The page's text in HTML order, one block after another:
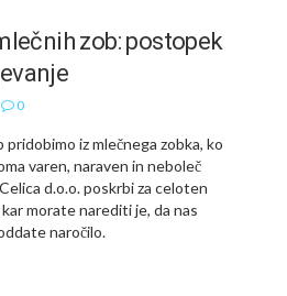
zob: postopek
0
iz mlečnega zobka, ko
varen, naraven in neboleč
d.o.o. poskrbi za celoten
morate narediti je, da nas
naročilo.